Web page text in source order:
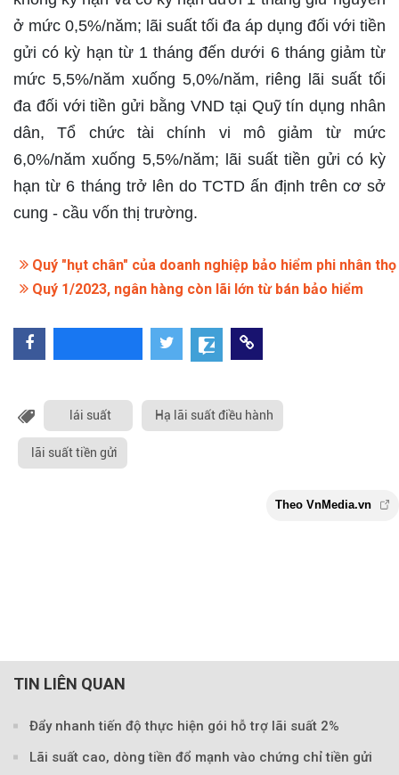
ở mức 0,5%/năm; lãi suất tối đa áp dụng đối với tiền
gửi có kỳ hạn từ 1 tháng đến dưới 6 tháng giảm từ
mức 5,5%/năm xuống 5,0%/năm, riêng lãi suất tối
đa đối với tiền gửi bằng VND tại Quỹ tín dụng nhân
dân, Tổ chức tài chính vi mô giảm từ mức
6,0%/năm xuống 5,5%/năm; lãi suất tiền gửi có kỳ
hạn từ 6 tháng trở lên do TCTD ấn định trên cơ sở
cung - cầu vốn thị trường.
Quý "hụt chân" của doanh nghiệp bảo hiểm phi nhân thọ
Quý 1/2023, ngân hàng còn lãi lớn từ bán bảo hiểm
lái suất Hạ lãi suất điều hành
lãi suất tiền gửi
TIN LIÊN QUAN
Đẩy nhanh tiến độ thực hiện gói hỗ trợ lãi suất 2%
Lãi suất cao, dòng tiền đổ mạnh vào chứng chỉ tiền gửi